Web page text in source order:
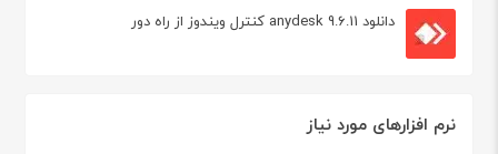
دانلود anydesk 9.6.11 کنترل ویندوز از راه دور
نرم افزارهای مورد نیاز